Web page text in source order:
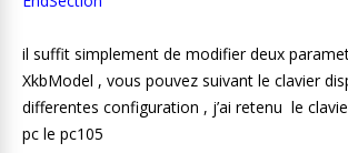
il suffit simplement de modifier deux
XkbModel , vous pouvez suivant le clavier
differentes configuration , j’ai retenu le
pc le pc105